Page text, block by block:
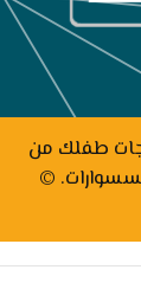
طفلك من
©